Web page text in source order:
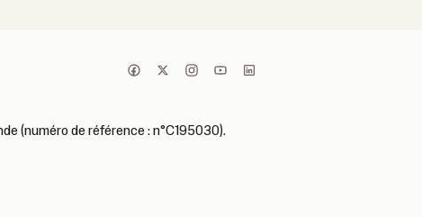
(numéro de référence : n°C195030).